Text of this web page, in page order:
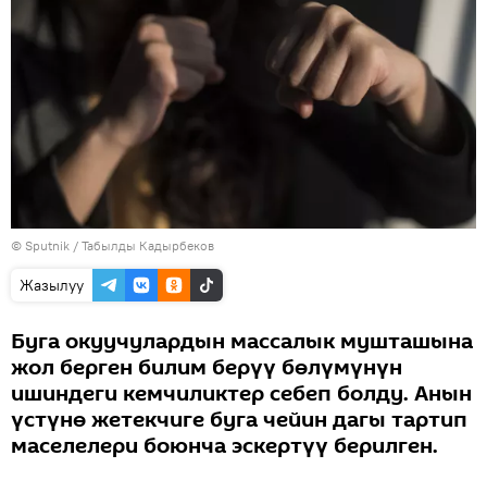
© Sputnik / Табылды Кадырбеков
Жазылуу
Буга окуучулардын массалык мушташына
жол берген билим берүү бөлүмүнүн
ишиндеги кемчиликтер себеп болду. Анын
үстүнө жетекчиге буга чейин дагы тартип
маселелери боюнча эскертүү берилген.